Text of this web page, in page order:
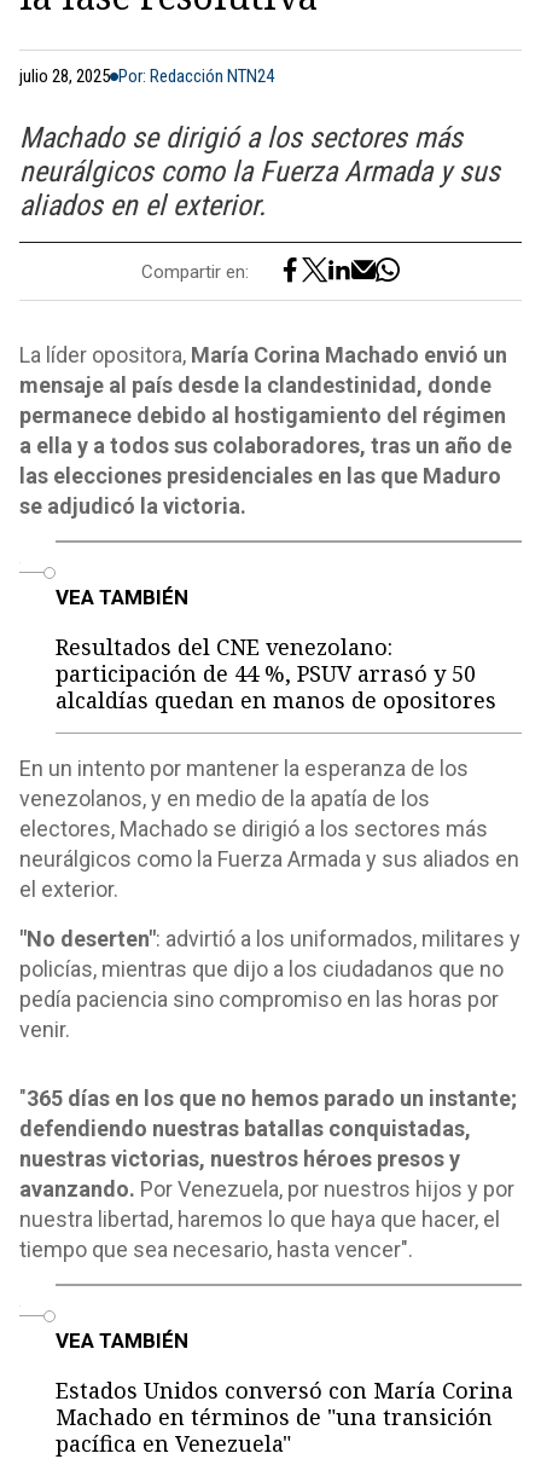
julio 28, 2025 Por: Redacción NTN24
Machado se dirigió a los sectores más
neurálgicos como la Fuerza Armada y sus
aliados en el exterior.
Compartir en:
La líder opositora, María Corina Machado envió un
mensaje al país desde la clandestinidad, donde
permanece debido al hostigamiento del régimen
a ella y a todos sus colaboradores, tras un año de
las elecciones presidenciales en las que Maduro
se adjudicó la victoria.
VEA TAMBIÉN
Resultados del CNE venezolano:
participación de 44 %, PSUV arrasó y 50
alcaldías quedan en manos de opositores
En un intento por mantener la esperanza de los
venezolanos, y en medio de la apatía de los
electores, Machado se dirigió a los sectores más
neurálgicos como la Fuerza Armada y sus aliados en
el exterior.
"No deserten": advirtió a los uniformados, militares y
policías, mientras que dijo a los ciudadanos que no
pedía paciencia sino compromiso en las horas por
venir.
"365 días en los que no hemos parado un instante;
defendiendo nuestras batallas conquistadas,
nuestras victorias, nuestros héroes presos y
avanzando. Por Venezuela, por nuestros hijos y por
nuestra libertad, haremos lo que haya que hacer, el
tiempo que sea necesario, hasta vencer".
VEA TAMBIÉN
Estados Unidos conversó con María Corina
Machado en términos de "una transición
pacífica en Venezuela"